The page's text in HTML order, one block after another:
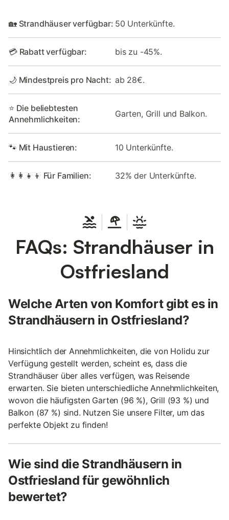
🏡 Strandhäuser verfügbar: 50 Unterkünfte.
💳 Rabatt verfügbar: bis zu -45%.
🌙 Mindestpreis pro Nacht: ab 28€.
⭐ Die beliebtesten
Annehmlichkeiten:
Garten, Grill und Balkon.
🐾 Mit Haustieren: 10 Unterkünfte.
👩‍👩‍👧‍👦 Für Familien: 32% der Unterkünfte.
FAQs: Strandhäuser in
Ostfriesland
Welche Arten von Komfort gibt es in
Strandhäusern in Ostfriesland?
Hinsichtlich der Annehmlichkeiten, die von Holidu zur
Verfügung gestellt werden, scheint es, dass die
Strandhäuser über alles verfügen, was Reisende
erwarten. Sie bieten unterschiedliche Annehmlichkeiten,
wovon die häufigsten Garten (96 %), Grill (93 %) und
Balkon (87 %) sind. Nutzen Sie unsere Filter, um das
perfekte Objekt zu finden!
Wie sind die Strandhäusern in
Ostfriesland für gewöhnlich
bewertet?